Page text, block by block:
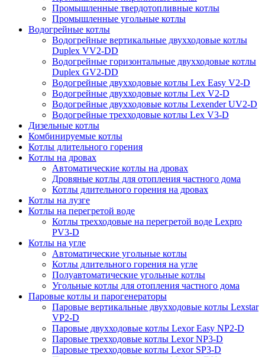
Промышленные твердотопливные котлы
Промышленные угольные котлы
Водогрейные котлы
Водогрейные вертикальные двухходовые котлы
Duplex VV2-DD
Водогрейные горизонтальные двухходовые котлы
Duplex GV2-DD
Водогрейные двухходовые котлы Lex Easy V2-D
Водогрейные двухходовые котлы Lex V2-D
Водогрейные двухходовые котлы Lexender UV2-D
Водогрейные трехходовые котлы Lex V3-D
Дизельные котлы
Комбинируемые котлы
Котлы длительного горения
Котлы на дровах
Автоматические котлы на дровах
Дровяные котлы для отопления частного дома
Котлы длительного горения на дровах
Котлы на лузге
Котлы на перегретой воде
Котлы трехходовые на перегретой воде Lexpro
PV3-D
Котлы на угле
Автоматические угольные котлы
Котлы длительного горения на угле
Полуавтоматические угольные котлы
Угольные котлы для отопления частного дома
Паровые котлы и парогенераторы
Паровые вертикальные двухходовые котлы Lexstar
VP2-D
Паровые двухходовые котлы Lexor Easy NP2-D
Паровые трехходовые котлы Lexor NP3-D
Паровые трехходовые котлы Lexor SP3-D